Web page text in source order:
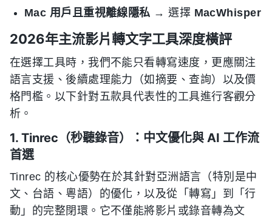
Mac 用戶且重視離線隱私 → 選擇 MacWhisper
2026年主流影片轉文字工具深度橫評
在選擇工具時，我們不能只看轉寫速度，更應關注
語言支援、後續處理能力（如摘要、查詢）以及價
格門檻。以下針對五款具代表性的工具進行客觀分
析。
1. Tinrec（秒聽錄音）：中文優化與 AI 工作流
首選
Tinrec 的核心優勢在於其針對亞洲語言（特別是中
文、台語、粵語）的優化，以及從「轉寫」到「行
動」的完整閉環。它不僅能將影片或錄音轉為文